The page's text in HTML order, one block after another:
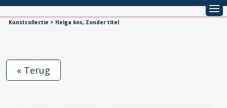
Kunstcollectie > Helga kos, Zonder titel
« Terug